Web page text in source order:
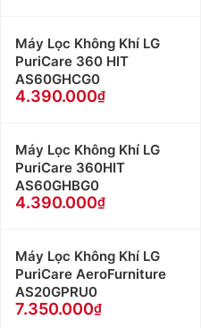
Máy Lọc Không Khí LG
PuriCare 360 HIT
AS60GHCG0
4.390.000
Máy Lọc Không Khí LG
PuriCare 360HIT
AS60GHBG0
4.390.000
Máy Lọc Không Khí LG
PuriCare AeroFurniture
AS20GPRU0
7.350.000